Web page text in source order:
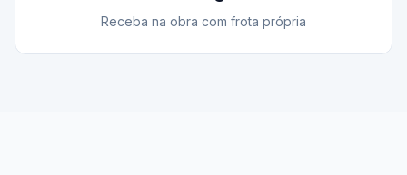
Receba na obra com frota própria